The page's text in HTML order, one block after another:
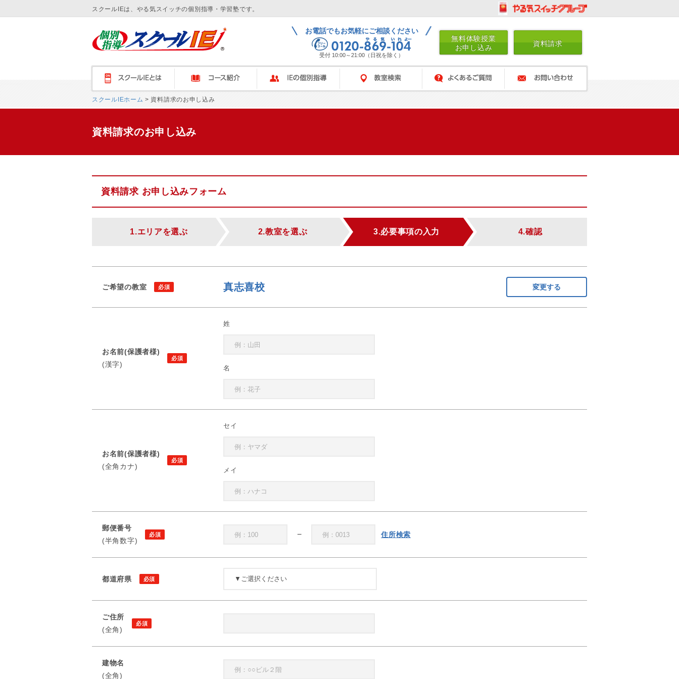
スクールIEは、やる気スイッチの個別指導・学習塾です。
お電話でもお気軽にご相談ください
受付 10:00～21:00（日祝を除く）
無料体験授業
お申し込み
資料請求
スクールＩＥとは コース紹介 IEの個別指導 教室検索 よくあるご質問 お問い合わせ
スクールIEホーム> 資料請求のお申し込み
資料請求のお申し込み
資料請求 お申し込みフォーム
1.エリアを選ぶ 2.教室を選ぶ 3.必要事項の入力 4.確認
ご希望の教室 真志喜校 変更する
お名前(保護者様)
(漢字)
姓
名
お名前(保護者様)
(全角カナ)
セイ
メイ
郵便番号
(半角数字)
− 住所検索
都道府県
ご住所
(全角)
建物名
(全角)